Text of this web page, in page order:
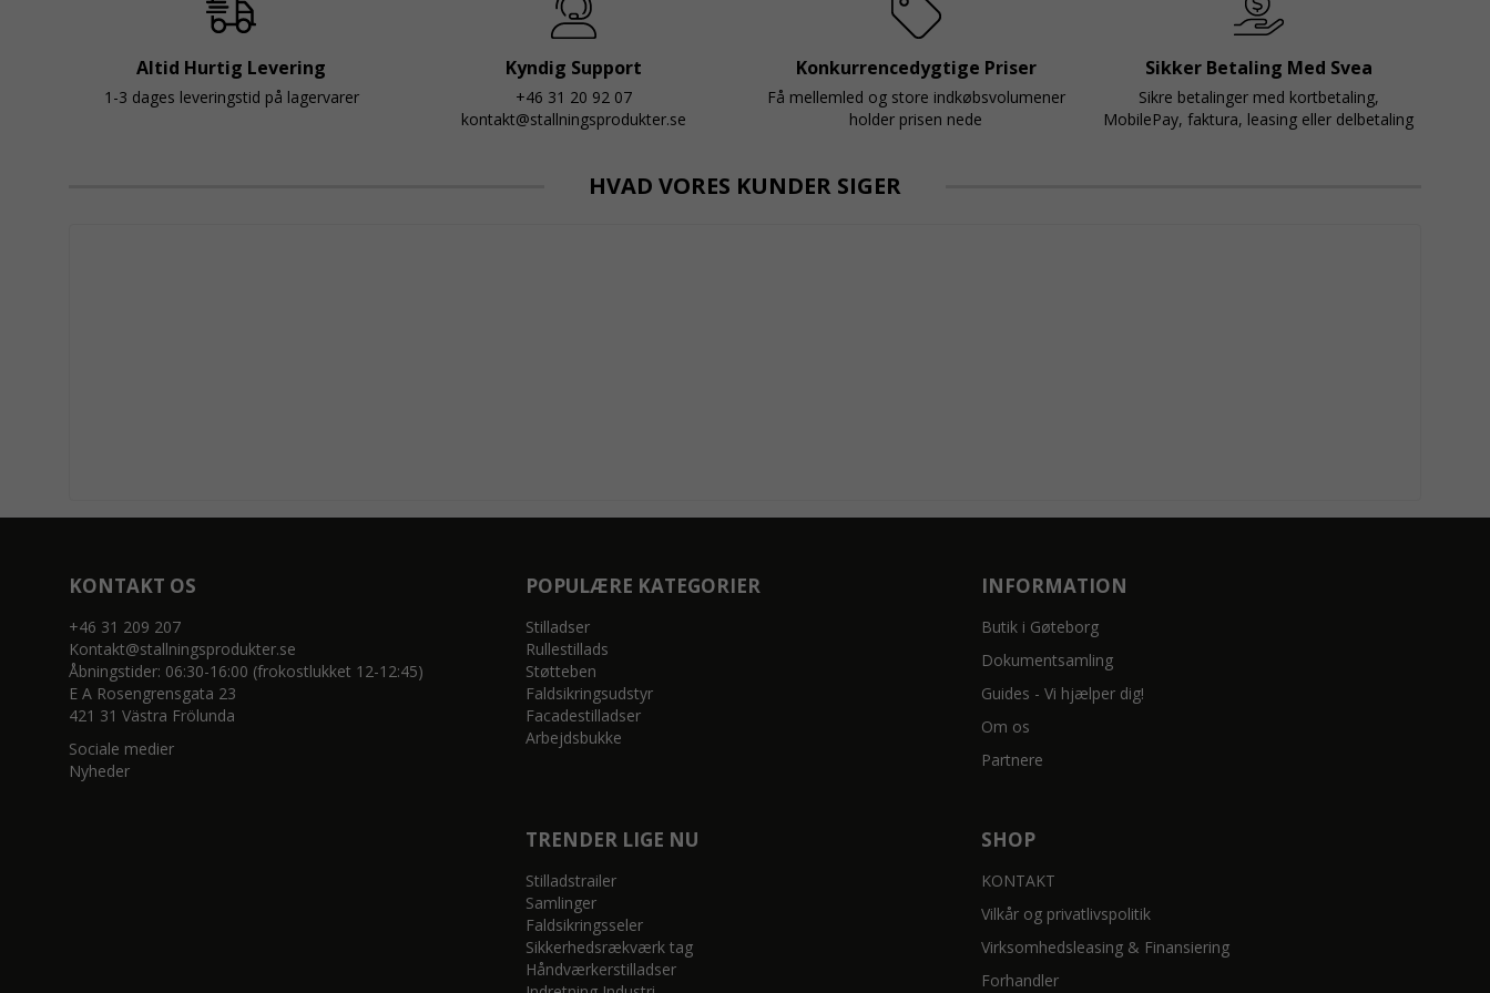
Altid Hurtig Levering
1-3 dages leveringstid på lagervarer
Kyndig Support
+46 31 20 92 07
kontakt@stallningsprodukter.se
Konkurrencedygtige Priser
Få mellemled og store indkøbsvolumener
holder prisen nede
Sikker Betaling Med Svea
Sikre betalinger med kortbetaling,
MobilePay, faktura, leasing eller delbetaling
HVAD VORES KUNDER SIGER
KONTAKT OS
+46 31 209 207
Kontakt@stallningsprodukter.se
Åbningstider: 06:30-16:00 (frokostlukket 12-12:45)
E A Rosengrensgata 23
421 31 Västra Frölunda
Sociale medier
Nyheder
POPULÆRE KATEGORIER
Stilladser
Rullestillads
Støtteben
Faldsikringsudstyr
Facadestilladser
Arbejdsbukke
INFORMATION
Butik i Gøteborg
Dokumentsamling
Guides - Vi hjælper dig!
Om os
Partnere
TRENDER LIGE NU
Stilladstrailer
Samlinger
Faldsikringsseler
Sikkerhedsrækværk tag
Håndværkerstilladser
SHOP
KONTAKT
Vilkår og privatlivspolitik
Virksomhedsleasing & Finansiering
Forhandler